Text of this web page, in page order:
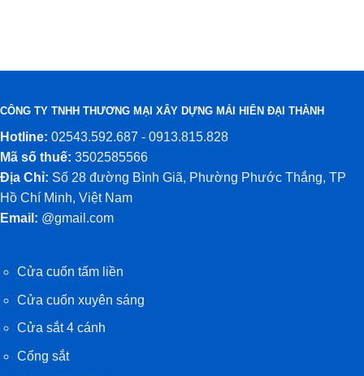
CÔNG TY TNHH THƯƠNG MẠI XÂY DỰNG MÁI HIÊN ĐẠI THÀNH
Hotline: 02543.592.687 - 0913.815.828
Mã số thuế: 3502585566
Địa Chỉ: Số 28 đường Bình Giã, Phường Phước Thắng, TP
Hồ Chí Minh, Việt Nam
Email: @gmail.com
Cửa cuốn tấm liền
Cửa cuốn xuyên sáng
Cửa sắt 4 cánh
Cổng sắt